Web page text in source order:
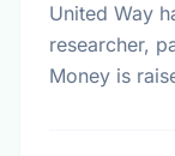
United Way
researcher,
Money is